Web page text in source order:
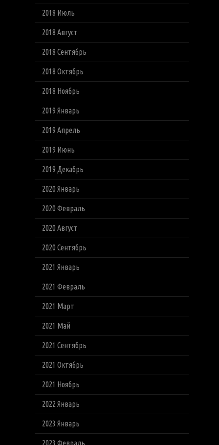
2018 Июль
2018 Август
2018 Сентябрь
2018 Октябрь
2018 Ноябрь
2019 Январь
2019 Апрель
2019 Июнь
2019 Декабрь
2020 Январь
2020 Февраль
2020 Август
2020 Сентябрь
2021 Январь
2021 Февраль
2021 Март
2021 Май
2021 Сентябрь
2021 Октябрь
2021 Ноябрь
2022 Январь
2023 Январь
2023 Февраль